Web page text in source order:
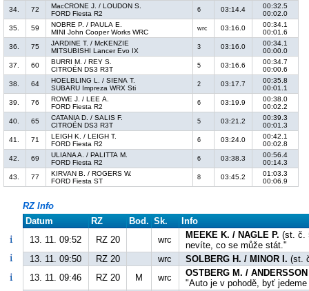
34.
72
MacCRONE J. / LOUDON S.
FORD Fiesta R2
6 03:14.4
00:32.5
00:02.0
35.
59
NOBRE P. / PAULA E.
MINI John Cooper Works WRC
wrc 03:16.0
00:34.1
00:01.6
36.
75
JARDINE T. / McKENZIE
MITSUBISHI Lancer Evo IX
3 03:16.0
00:34.1
00:00.0
37.
60
BURRI M. / REY S.
CITROËN DS3 R3T
5 03:16.6
00:34.7
00:00.6
38.
64
HOELBLING L. / SIENA T.
SUBARU Impreza WRX Sti
2 03:17.7
00:35.8
00:01.1
39.
76
ROWE J. / LEE A.
FORD Fiesta R2
6 03:19.9
00:38.0
00:02.2
40.
65
CATANIA D. / SALIS F.
CITROËN DS3 R3T
5 03:21.2
00:39.3
00:01.3
41.
71
LEIGH K. / LEIGH T.
FORD Fiesta R2
6 03:24.0
00:42.1
00:02.8
42.
69
ULIANA A. / PALITTA M.
FORD Fiesta R2
6 03:38.3
00:56.4
00:14.3
43.
77
KIRVAN B. / ROGERS W.
FORD Fiesta ST
8 03:45.2
01:03.3
00:06.9
RZ Info
Datum
RZ Bod. Sk.
Info
13. 11. 09:52
RZ 20 wrc MEEKE K. / NAGLE P. (st. č.
nevíte, co se může stát."
13. 11. 09:50
RZ 20 wrc SOLBERG H. / MINOR I. (st.
13. 11. 09:46
RZ 20 M wrc
OSTBERG M. /
"Auto je v pohodě, byť